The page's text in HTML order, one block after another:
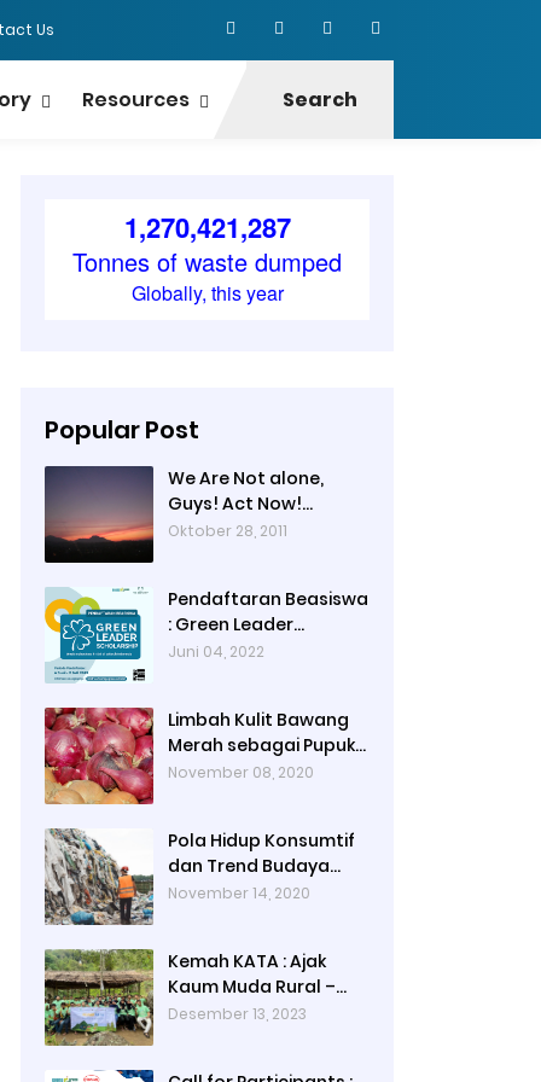
Us
Resources Search
Popular Post
We Are Not alone,
Guys! Act Now!
(Catatan TUNZA hari
Oktober 28, 2011
Pendaftaran Beasiswa
: Green Leader
Scholarship 2022
Juni 04, 2022
Limbah Kulit Bawang
Merah sebagai Pupuk
Organik
November 08, 2020
Pola Hidup Konsumtif
dan Trend Budaya
Fast-Fashion
November 14, 2020
Kemah KATA : Ajak
Kaum Muda Rural –
Urban Kenali
Desember 13, 2023